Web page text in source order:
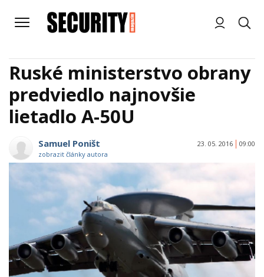
Ruské ministerstvo obrany
predviedlo najnovšie
lietadlo A-50U
Samuel Poništ
zobrazit články autora
23. 05. 2016 09:00